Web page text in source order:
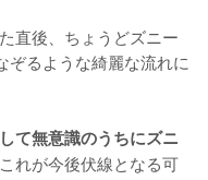
直後、ちょうどズニー
ぞるような綺麗な流れに
て無意識のうちにズニ
れが今後伏線となる可